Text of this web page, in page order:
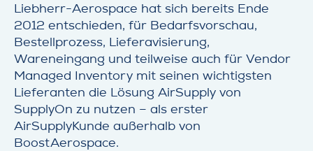
Liebherr-Aerospace hat sich bereits Ende
2012 entschieden, für Bedarfsvorschau,
Bestellprozess, Lieferavisierung,
Wareneingang und teilweise auch für Vendor
Managed Inventory mit seinen wichtigsten
Lieferanten die Lösung AirSupply von
SupplyOn zu nutzen – als erster
AirSupplyKunde außerhalb von
BoostAerospace.